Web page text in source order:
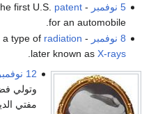
5 نوفمبر
-
first U.S. patent
for an automobile.
8 نوفمبر
-
a type of radiation
later known as X-rays
12 نوفمبر
وتولي
مفتي